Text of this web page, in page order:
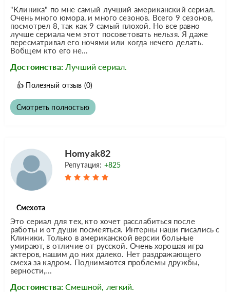
"Клиника" по мне самый лучший американский сериал.
Очень много юмора, и много сезонов. Всего 9 сезонов,
посмотрел 8, так как 9 самый плохой. Но все равно
лучше сериала чем этот посоветовать нельзя. Я даже
пересматривал его ночями или когда нечего делать.
Вобщем кто его не...
Достоинства: Лучший сериал.
👍 Полезный отзыв (0)
Смотреть полностью
Homyak82
Репутация: +825
Смехота
Это сериал для тех, кто хочет расслабиться после
работы и от души посмеяться. Интерны наши писались с
Клиники. Только в американской версии больные
умирают, в отличие от русской. Очень хорошая игра
актеров, нашим до них далеко. Нет раздражающего
смеха за кадром. Поднимаются проблемы дружбы,
верности,...
Достоинства: Смешной, легкий.